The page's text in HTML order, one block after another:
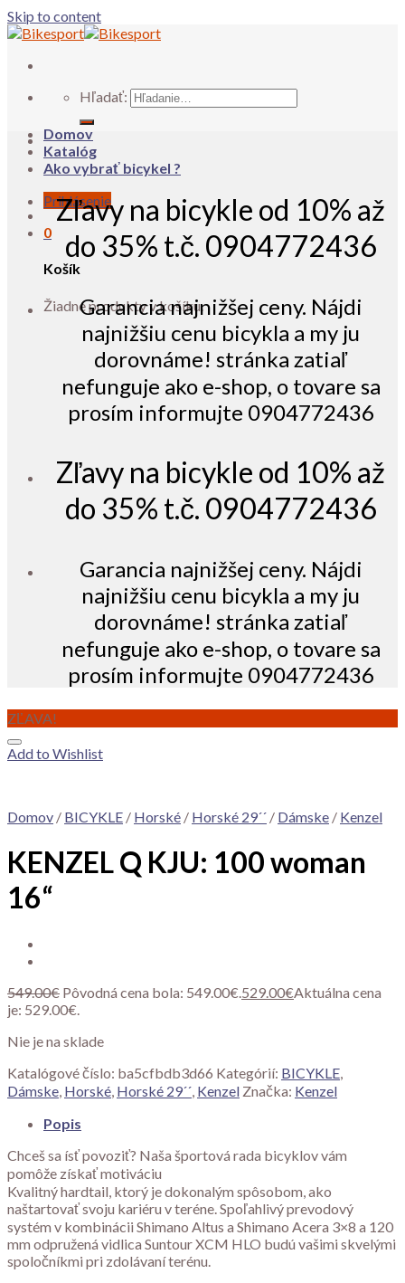
Skip to content
Hľadať:
Domov
Katalóg
Ako vybrať bicykel ?
Prihlásenie
0
Košík
Žiadne produkty v košíku.
Zľavy na bicykle od 10% až
do 35% t.č. 0904772436
Garancia najnižšej ceny. Nájdi
najnižšiu cenu bicykla a my ju
dorovnáme! stránka zatiaľ
nefunguje ako e-shop, o tovare sa
prosím informujte 0904772436
Zľavy na bicykle od 10% až
do 35% t.č. 0904772436
Garancia najnižšej ceny. Nájdi
najnižšiu cenu bicykla a my ju
dorovnáme! stránka zatiaľ
nefunguje ako e-shop, o tovare sa
prosím informujte 0904772436
ZĽAVA!
Add to Wishlist
Domov / BICYKLE / Horské / Horské 29´´ / Dámske / Kenzel
KENZEL Q KJU: 100 woman
16“
549.00€ Pôvodná cena bola: 549.00€.529.00€Aktuálna cena
je: 529.00€.
Nie je na sklade
Katalógové číslo: ba5cfbdb3d66 Kategórií: BICYKLE,
Dámske, Horské, Horské 29´´, Kenzel Značka: Kenzel
Popis
Chceš sa ísť povoziť? Naša športová rada bicyklov vám
pomôže získať motiváciu
Kvalitný hardtail, ktorý je dokonalým spôsobom, ako
naštartovať svoju kariéru v teréne. Spoľahlivý prevodový
systém v kombinácii Shimano Altus a Shimano Acera 3×8 a 120
mm odpružená vidlica Suntour XCM HLO budú vašimi skvelými
spoločníkmi pri zdolávaní terénu.